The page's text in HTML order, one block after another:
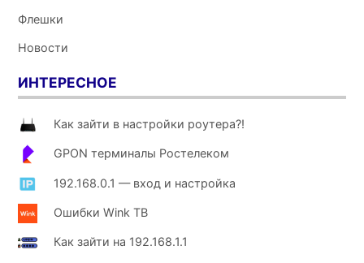
Флешки
Новости
ИНТЕРЕСНОЕ
Как зайти в настройки роутера?!
GPON терминалы Ростелеком
192.168.0.1 — вход и настройка
Ошибки Wink ТВ
Как зайти на 192.168.1.1